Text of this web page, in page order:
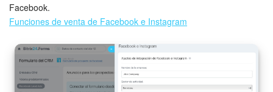
Facebook.
Funciones de venta de Facebook e Instagram